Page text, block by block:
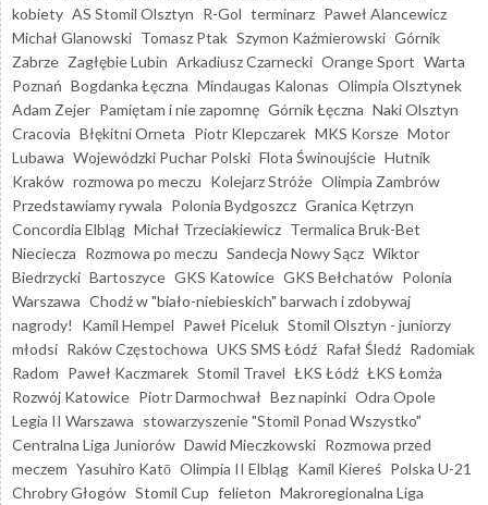
kobiety AS Stomil Olsztyn R-Gol terminarz Paweł Alancewicz
Michał Glanowski Tomasz Ptak Szymon Kaźmierowski Górnik
Zabrze Zagłębie Lubin Arkadiusz Czarnecki Orange Sport Warta
Poznań Bogdanka Łęczna Mindaugas Kalonas Olimpia Olsztynek
Adam Zejer Pamiętam i nie zapomnę Górnik Łęczna Naki Olsztyn
Cracovia Błękitni Orneta Piotr Klepczarek MKS Korsze Motor
Lubawa Wojewódzki Puchar Polski Flota Świnoujście Hutnik
Kraków rozmowa po meczu Kolejarz Stróże Olimpia Zambrów
Przedstawiamy rywala Polonia Bydgoszcz Granica Kętrzyn
Concordia Elbląg Michał Trzeciakiewicz Termalica Bruk-Bet
Nieciecza Rozmowa po meczu Sandecja Nowy Sącz Wiktor
Biedrzycki Bartoszyce GKS Katowice GKS Bełchatów Polonia
Warszawa Chodź w "biało-niebieskich" barwach i zdobywaj
nagrody!
Kamil Hempel Paweł Piceluk Stomil Olsztyn - juniorzy
młodsi Raków Częstochowa UKS SMS Łódź Rafał Śledź Radomiak
Radom Paweł Kaczmarek Stomil Travel ŁKS Łódź ŁKS Łomża
Rozwój Katowice Piotr Darmochwał Bez napinki Odra Opole
Legia II Warszawa stowarzyszenie "Stomil Ponad Wszystko"
Centralna Liga Juniorów Dawid Mieczkowski Rozmowa przed
meczem Yasuhiro Katō Olimpia II Elbląg Kamil Kiereś Polska U-21
Chrobry Głogów Stomil Cup felieton Makroregionalna Liga